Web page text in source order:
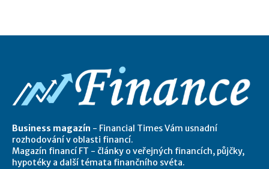
Business magazín - Financial Times Vám usnadní
rozhodování v oblasti financí.
Magazín financí FT - články o veřejných financích, půjčky,
hypotéky a další témata finančního svéta.